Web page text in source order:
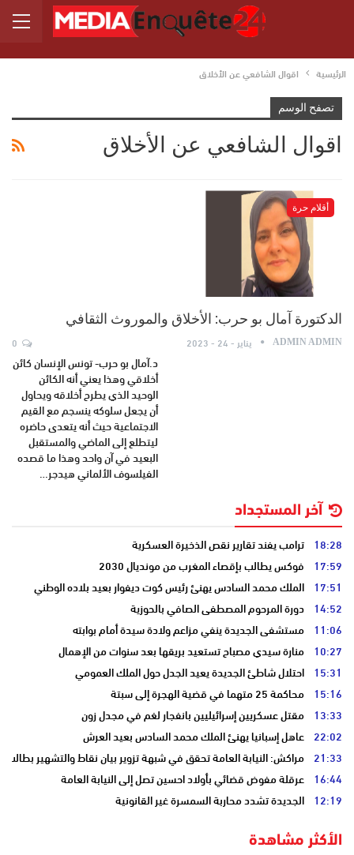
الرئيسية اقوال الشافعي عن الأخلاق
تصفح الوسم
اقوال الشافعي عن الأخلاق
أقلام حرة
الدكتورة آمال بو حرب: الأخلاق والموروث الثقافي
ADMIN ADMIN يناير - 24 - 2023
د.آمال بو حرب- تونس الإنسان كائن
أخلاقي وهذا يعني أنه الكائن
الوحيد الذي يطرح أخلاقه ويحاول
أن يجعل سلوكه ينسجم مع القيم
الاجتماعية حيث أنه يتعدى حاضره
ليتطلع إلى الماضي والمستقبل
البعيد في آن واحد وهذا ما قصده
الفيلسوف الألماني هيدجر…
آخر المستجداد
18:28 ترامب يفند تقارير نقص الذخيرة العسكرية
17:59 فوكس يطالب بإقصاء المغرب من مونديال 2030
17:51 الملك محمد السادس يهنئ رئيس كوت ديفوار بعيد بلاده الوطني
14:52 دورة المرحوم المصطفى الصافي بالحوزية
11:06 مستشفى الجديدة ينفي مزاعم ولادة سيدة أمام بوابته
10:27 منارة سيدي مصباح تستعيد بريقها بعد سنوات من الإهمال
15:31 احتلال شاطئ الجديدة يعيد الجدل حول الملك العمومي
15:16 محاكمة 25 متهما في قضية الهجرة إلى سبتة
13:33 مقتل عسكريين إسرائيليين بانفجار لغم في مجدل زون
22:02 عاهل إسبانيا يهنئ الملك محمد السادس بعيد العرش
21:33 مراكش: النيابة العامة تحقق في شبهة تزوير بيان نقاط والتشهير بطالب
16:44 عرقلة مفوض قضائي بأولاد احسين تصل إلى النيابة العامة
12:19 الجديدة تشدد محاربة السمسرة غير القانونية
الأكثر مشاهدة